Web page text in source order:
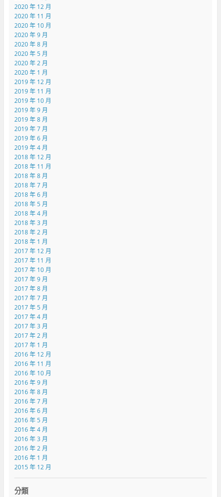
2020 年 12 月
2020 年 11 月
2020 年 10 月
2020 年 9 月
2020 年 8 月
2020 年 5 月
2020 年 2 月
2020 年 1 月
2019 年 12 月
2019 年 11 月
2019 年 10 月
2019 年 9 月
2019 年 8 月
2019 年 7 月
2019 年 6 月
2019 年 4 月
2018 年 12 月
2018 年 11 月
2018 年 8 月
2018 年 7 月
2018 年 6 月
2018 年 5 月
2018 年 4 月
2018 年 3 月
2018 年 2 月
2018 年 1 月
2017 年 12 月
2017 年 11 月
2017 年 10 月
2017 年 9 月
2017 年 8 月
2017 年 7 月
2017 年 5 月
2017 年 4 月
2017 年 3 月
2017 年 2 月
2017 年 1 月
2016 年 12 月
2016 年 11 月
2016 年 10 月
2016 年 9 月
2016 年 8 月
2016 年 7 月
2016 年 6 月
2016 年 5 月
2016 年 4 月
2016 年 3 月
2016 年 2 月
2016 年 1 月
2015 年 12 月
分類